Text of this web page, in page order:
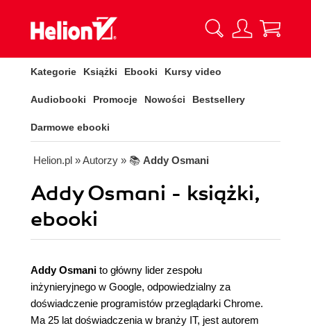
Kategorie Książki Ebooki Kursy video
Audiobooki Promocje Nowości Bestsellery
Darmowe ebooki
Helion.pl » Autorzy » 📚 Addy Osmani
Addy Osmani - książki,
ebooki
Addy Osmani to główny lider zespołu
inżynieryjnego w Google, odpowiedzialny za
doświadczenie programistów przeglądarki Chrome.
Ma 25 lat doświadczenia w branży IT, jest autorem